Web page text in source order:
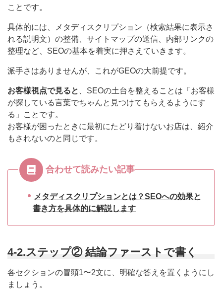
ことです。
具体的には、メタディスクリプション（検索結果に表示さ
れる説明文）の整備、サイトマップの送信、内部リンクの
整理など、SEOの基本を着実に押さえていきます。
派手さはありませんが、これがGEOの大前提です。
お客様視点で見ると
、SEOの土台を整えることは「お客様
が探している言葉でちゃんと見つけてもらえるようにす
る」ことです。
お客様が困ったときに最初にたどり着けないお店は、紹介
もされないのと同じです。
合わせて読みたい記事
メタディスクリプションとは？SEOへの効果と
書き方を具体的に解説します
4-2.ステップ② 結論ファーストで書く
各セクションの冒頭1〜2文に、明確な答えを置くようにし
ましょう。